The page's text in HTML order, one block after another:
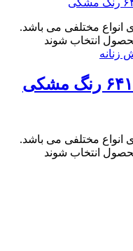
می باشد.
شوند
می باشد.
شوند